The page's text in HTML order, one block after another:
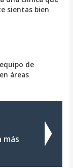
sientas bien
de
áreas
más